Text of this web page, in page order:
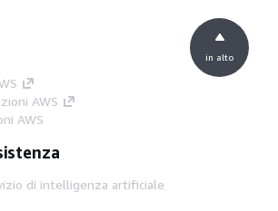
AWS
AWS
di intelligenza artificiale
in alto